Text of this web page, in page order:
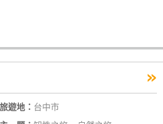
»
旅遊地： 台中市